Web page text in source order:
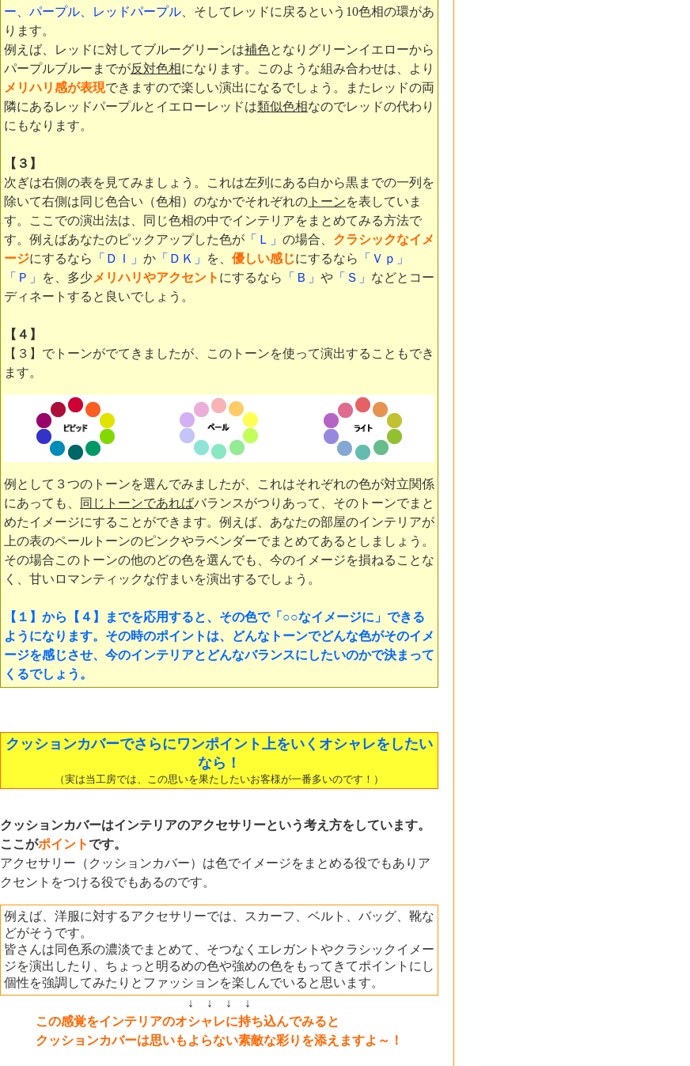
ー、パープル、レッドパープル 、そしてレッドに戻るという10色相の環があ
ります。
例えば、レッドに対してブルーグリーンは補色となりグリーンイエローから
パープルブルーまでが反対色相になります。このような組み合わせは、より
メリハリ感が表現できますので楽しい演出になるでしょう。またレッドの両
隣にあるレッドパープルとイエローレッドは類似色相なのでレッドの代わり
にもなります。
【３】
次ぎは右側の表を見てみましょう。これは左列にある白から黒までの一列を
除いて右側は同じ色合い（色相）のなかでそれぞれの トーンを表していま
す。ここでの演出法は、同じ色相の中でインテリアをまとめてみる方法で
す。例えばあなたのピックアップした色が 「Ｌ」 の場合、 クラシックなイメ
ージにするなら 「ＤＩ」 か 「ＤＫ」 を、 優しい感じにするなら
「Ｖｐ」
「Ｐ」
を、多少メリハリやアクセント にするなら 「Ｂ」 や 「Ｓ」 などとコー
ディネートすると良いでしょう。
【４】
【３】でトーンがでてきましたが、このトーンを使って演出することもでき
ます。
例として３つのトーンを選んでみましたが、これはそれぞれの色が対立関係
にあっても、
同じトーンであればバランスがつりあって、そのトーンでまと
めたイメージにすることができます。例えば、あなたの部屋のインテリアが
上の表のペールトーンのピンクやラベンダーでまとめてあるとしましょう。
その場合このトーンの他のどの色を選んでも、今のイメージを損ねることな
く、甘いロマンティックな佇まいを演出するでしょう。
【１】から【４】までを応用すると、その色で「○○なイメージに」できる
ようになります。その時のポイントは、どんなトーンでどんな色がそのイメ
ージを感じさせ、今のインテリアとどんなバランスにしたいのかで決まって
くるでしょう。
クッションカバーでさらにワンポイント上をいくオシャレをしたい
なら！
（実は当工房では、この思いを果たしたいお客様が一番多いのです！）
クッションカバーはインテリアのアクセサリーという考え方をしています。
ここがポイントです。
アクセサリー（クッションカバー）は色でイメージをまとめる役でもありア
クセントをつける役でもあるのです。
例えば、洋服に対するアクセサリーでは、スカーフ、ベルト、バッグ、靴な
どがそうです。
皆さんは同色系の濃淡でまとめて、そつなくエレガントやクラシックイメー
ジを演出したり、ちょっと明るめの色や強めの色をもってきてポイントにし
個性を強調してみたりとファッションを楽しんでいると思います。
↓ ↓ ↓ ↓
この感覚をインテリアのオシャレに持ち込んでみると
クッションカバーは思いもよらない素敵な彩りを添えますよ～！